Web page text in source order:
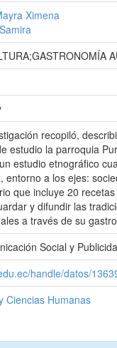
Ximena
recopiló,
estudio la parroquia
estudio etnográfico
entorno a los ejes:
que incluye 20
y difundir las
a través de su
Social y
handle/datos/
Ciencias Humanas